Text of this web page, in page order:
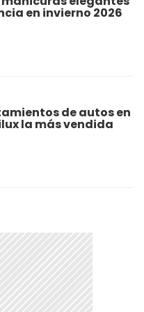
en invierno 2026
de autos en
la más vendida